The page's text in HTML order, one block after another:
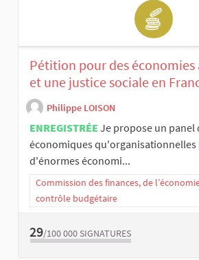
Pétition pour des
et une justice sociale en
Philippe LOISON
ENREGISTRÉE Je propose un panel
économiques
d'énormes économi...
Commission des finances, de
contrôle budgétaire
29/100 000 SIGNATURES